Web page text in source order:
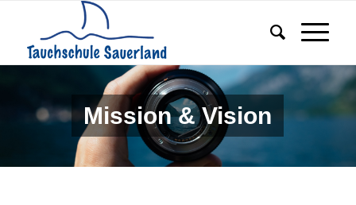
Mission & Vision